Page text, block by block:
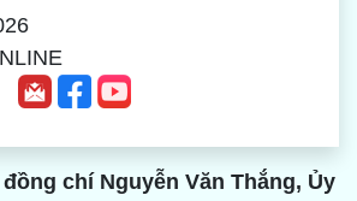
đồng chí Nguyễn Văn Thắng, Ủy